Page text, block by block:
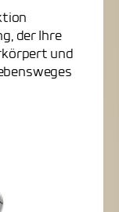
der Ihre
und